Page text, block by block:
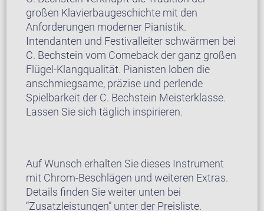
großen Klavierbaugeschichte mit den
Anforderungen moderner Pianistik.
Intendanten und Festivalleiter schwärmen bei
C. Bechstein vom Comeback der ganz großen
Flügel-Klangqualität. Pianisten loben die
anschmiegsame, präzise und perlende
Spielbarkeit der C. Bechstein Meisterklasse.
Lassen Sie sich täglich inspirieren.
Auf Wunsch erhalten Sie dieses Instrument
mit Chrom-Beschlägen und weiteren Extras.
Details finden Sie weiter unten bei
“Zusatzleistungen” unter der Preisliste.